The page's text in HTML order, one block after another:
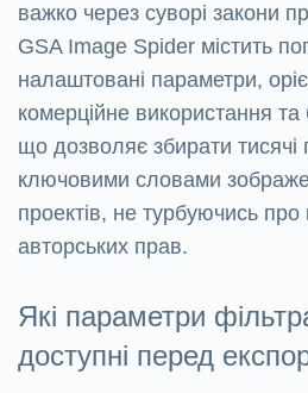
важко через суворі закони
GSA Image Spider містить
налаштовані параметри,
комерційне використання
що дозволяє збирати тисячі
ключовими словами
проектів, не турбуючись
авторських прав.
Які параметри
доступні перед